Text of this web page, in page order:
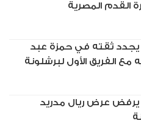
القدم المصرية
ثقته في حمزة عبد
مع الفريق الأول لبرشلونة
يرفض عرض ريال مدريد